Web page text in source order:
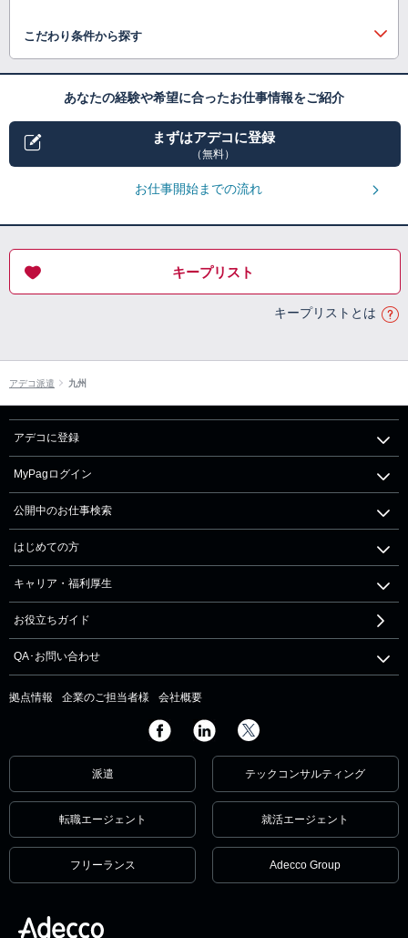
こだわり条件から探す
あなたの経験や希望に合ったお仕事情報をご紹介
まずはアデコに登録
（無料）
お仕事開始までの流れ
キープリスト
キープリストとは
アデコ派遣 九州
アデコに登録
MyPagログイン
公開中のお仕事検索
はじめての方
キャリア・福利厚生
お役立ちガイド
QA･お問い合わせ
拠点情報 企業のご担当者様 会社概要
派遣 テックコンサルティング
転職エージェント 就活エージェント
フリーランス Adecco Group